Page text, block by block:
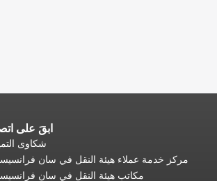
ابقَ على
شكاوى
مركز خدمة عملاء هيئة النقل في سان
مكاتب هيئة النقل في سان